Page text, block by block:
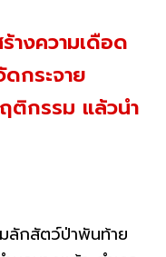
างความเดือด
ดกระจาย
ติกรรม แล้วนำ
ลักสัตว์ป่าพันท้าย